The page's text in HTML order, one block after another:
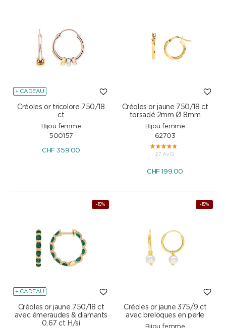
+ CADEAU
Créoles or tricolore 750/18
ct
Bijou femme
500157
CHF359.00
Créoles or jaune 750/18 ct
torsadé 2mm Ø 8mm
Bijou femme
62703
27 AVIS
CHF199.00
-15%
+ CADEAU
Créoles or jaune 750/18 ct
avec émeraudes & diamants
0.67 ct H/si
-15%
Créoles or jaune 375/9 ct
avec breloques en perle
Bijou femme